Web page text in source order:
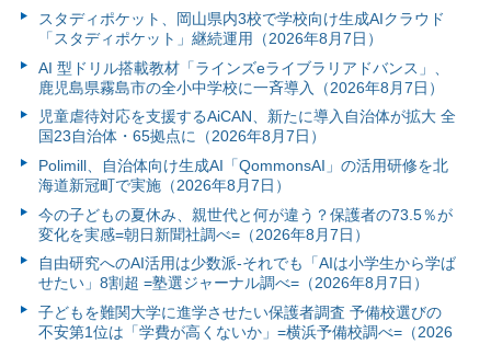
スタディポケット、岡山県内3校で学校向け生成AIクラウド
「スタディポケット」継続運用（2026年8月7日）
AI 型ドリル搭載教材「ラインズeライブラリアドバンス」、
鹿児島県霧島市の全小中学校に一斉導入（2026年8月7日）
児童虐待対応を支援するAiCAN、新たに導入自治体が拡大 全
国23自治体・65拠点に（2026年8月7日）
Polimill、自治体向け生成AI「QommonsAI」の活用研修を北
海道新冠町で実施（2026年8月7日）
今の子どもの夏休み、親世代と何が違う？保護者の73.5％が
変化を実感=朝日新聞社調べ=（2026年8月7日）
自由研究へのAI活用は少数派-それでも「AIは小学生から学ば
せたい」8割超 =塾選ジャーナル調べ=（2026年8月7日）
子どもを難関大学に進学させたい保護者調査 予備校選びの
不安第1位は「学費が高くないか」=横浜予備校調べ=（2026